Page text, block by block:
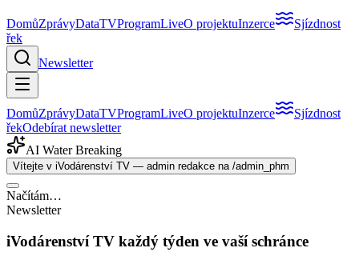
DomůZprávyDataTVProgramLiveO projektuInzerce
Sjízdnost
řek
Newsletter
DomůZprávyDataTVProgramLiveO projektuInzerce
Sjízdnost
řekOdebírat newsletter
AI Water Breaking
Vítejte v iVodárenství TV — admin redakce na /admin_phm
Načítám…
Newsletter
iVodárenství TV každý týden ve vaší schránce